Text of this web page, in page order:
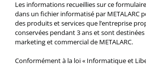
Les informations recueillies sur ce
dans un fichier informatisé par METALARC
des produits et services que l’entreprise
conservées pendant 3 ans et sont destinées
marketing et commercial de METALARC.
Conformément à la loi « Informatique et